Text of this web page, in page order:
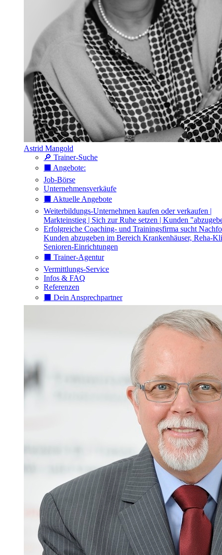
Astrid Mangold
🔎 Trainer-Suche
⬛️ Angebote:
Job-Börse
Unternehmensverkäufe
⬛️ Aktuelle Angebote
Weiterbildungs-Unternehmen kaufen oder verkaufen |
Markteinstieg | Sich zur Ruhe setzen | Kunden
Erfolgreiche Coaching- und Trainingsfirma sucht
Kunden abzugeben im Bereich Krankenhäuser, Reha-
Senioren-Einrichtungen
⬛️ Trainer-Agentur
Vermittlungs-Service
Infos & FAQ
Referenzen
⬛️ Dein Ansprechpartner